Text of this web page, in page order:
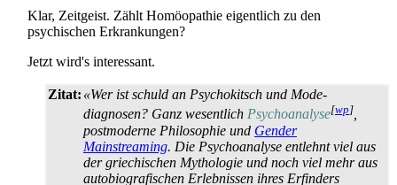
Klar, Zeitgeist. Zählt Homöopathie eigentlich zu den
psychischen Erkrankungen?
Jetzt wird's interessant.
Zitat: «Wer ist schuld an Psychokitsch und Mode­
diagnosen? Ganz wesentlich Psychoanalyse[wp],
postmoderne Philosophie und Gender
Mainstreaming. Die Psycho­analyse entlehnt viel aus
der griechischen Mythologie und noch viel mehr aus
auto­biografischen Erlebnissen ihres Erfinders